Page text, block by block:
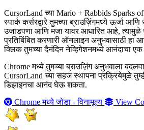
CursorLand च्या Mario + Rabbids Sparks
स्पार्क कर्सरद्वारे तुमच्या ब्राउज़िंगमध्ये ऊर्जा
उजाडपणा आणि मजा यावर आधारित आहे, त्यामुळे
प्रतिबिंबित करणारी ऑनलाइन अनुभवासाठी हा
क्लिक तुमच्या दैनंदिन नेव्हिगेशनमध्ये आनंदाचा एक
Chrome मध्ये तुमच्या ब्राउज़िंग अनुभवाला
CursorLand च्या सहज स्थापना प्रक्रियेमुळे
डिझाइनचा आनंद घेऊ शकता.
Chrome मध्ये जोडा - विनामूल्य
View